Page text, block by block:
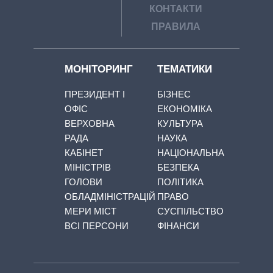
КОНТАКТИ
ПРАВИЛА
МОНІТОРИНГ
ПРЕЗИДЕНТ І
ОФІС
ВЕРХОВНА
РАДА
КАБІНЕТ
МІНІСТРІВ
ГОЛОВИ
ОБЛАДМІНІСТРАЦІЙ
МЕРИ МІСТ
ВСІ ПЕРСОНИ
ТЕМАТИКИ
БІЗНЕС
ЕКОНОМІКА
КУЛЬТУРА
НАУКА
НАЦІОНАЛЬНА
БЕЗПЕКА
ПОЛІТИКА
ПРАВО
СУСПІЛЬСТВО
ФІНАНСИ